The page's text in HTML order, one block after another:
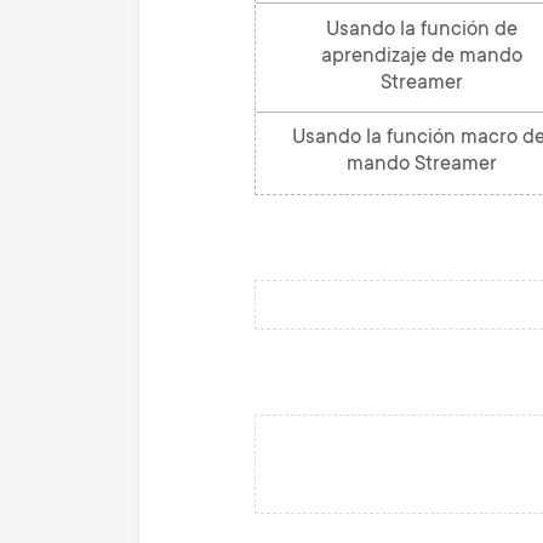
Usando la función de
aprendizaje de mando
Streamer
Usando la función macro
mando Streamer